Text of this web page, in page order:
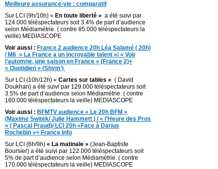
Meilleure assurance-vie : comparatif
Sur LCI (9h/10h) « En toute liberté » a été suivi par
124.000 téléspectateurs soit 3.4% de part d’audience
selon Médiamétrie. ( contre 85.000 téléspectateurs la
veille) MEDIASCOPE
Voir aussi : France 2 audience 20h Léa Salamé ( 20h)
/ M6 » La France a un incroyable talent »/ « Voir
l’automne, une saison en France » (France 2)+
« Quotidien » (Shym’)
Sur LCI (10h/12h) « Cartes sur tables » ( David
Doukhan) a été suivi par 129.000 téléspectateurs soit
3.5% de part d’audience selon Médiamétrie. ( contre
160.000 téléspectateurs la veille) MEDIASCOPE
Voir aussi : BFMTV audience « Le 20h BFM »
(Maxime Switek/ Julie Hammett ) / « l’Heure des Pros
» ( Pascal Praud)/ LCI 20h «Face à Darius
Rochebin »+ France Info
Sur LCI (6h/9h) « La matinale » (Jean-Baptiste
Boursier) a été suivi par 122.000 téléspectateurs soit
5% de part d’audience selon Médiamétrie. ( contre
170.000 téléspectateurs la veille) MEDIASCOPE